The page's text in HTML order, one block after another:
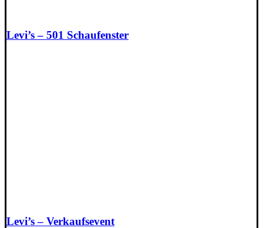
Levi’s – 501 Schaufenster
Levi’s – Verkaufsevent